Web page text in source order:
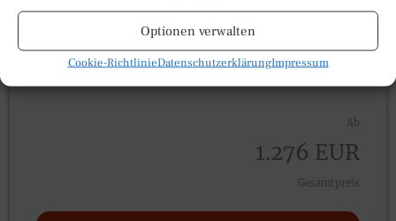
Optionen verwalten
Cookie-RichtlinieDatenschutzerklärungImpressum
Vorteilswoche 6+1
Ab
1.276 EUR
Gesamtpreis